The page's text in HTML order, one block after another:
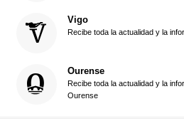
Vigo
Recibe toda la actualidad y la
Ourense
Recibe toda la actualidad y la
Ourense